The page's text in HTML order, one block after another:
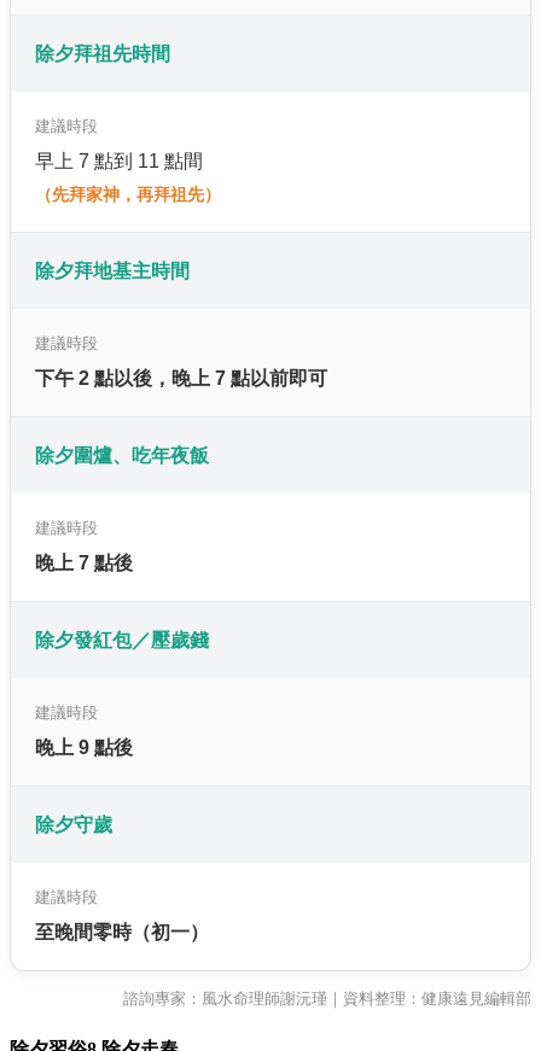
除夕拜祖先時間
建議時段
早上 7 點到 11 點間
（先拜家神，再拜祖先）
除夕拜地基主時間
建議時段
下午 2 點以後，晚上 7 點以前即可
除夕圍爐、吃年夜飯
建議時段
晚上 7 點後
除夕發紅包／壓歲錢
建議時段
晚上 9 點後
除夕守歲
建議時段
至晚間零時（初一）
諮詢專家：風水命理師謝沅瑾｜資料整理：健康遠見編輯部